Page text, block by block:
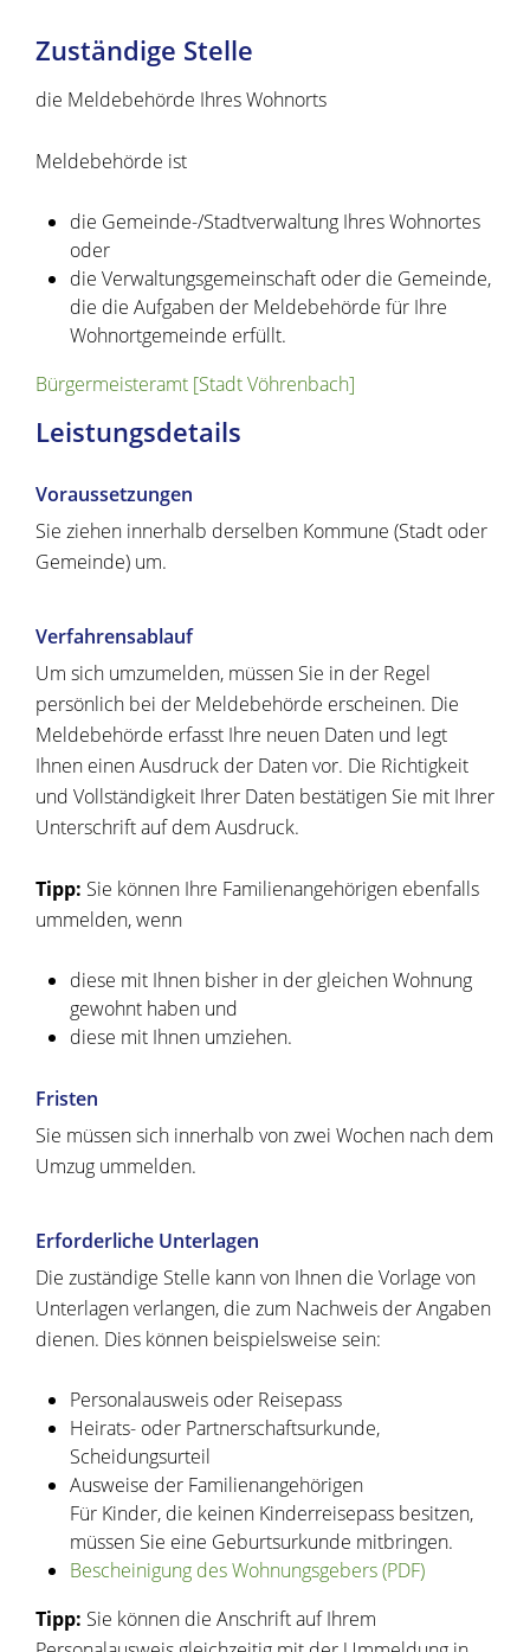
Zuständige Stelle
die Meldebehörde Ihres Wohnorts
Meldebehörde ist
die Gemeinde-/Stadtverwaltung Ihres Wohnortes
oder
die Verwaltungsgemeinschaft oder die Gemeinde,
die die Aufgaben der Meldebehörde für Ihre
Wohnortgemeinde erfüllt.
Bürgermeisteramt [Stadt Vöhrenbach]
Leistungsdetails
Voraussetzungen
Sie ziehen innerhalb derselben Kommune (Stadt oder
Gemeinde) um.
Verfahrensablauf
Um sich umzumelden, müssen Sie in der Regel
persönlich bei der Meldebehörde erscheinen. Die
Meldebehörde erfasst Ihre neuen Daten und legt
Ihnen einen Ausdruck der Daten vor. Die Richtigkeit
und Vollständigkeit Ihrer Daten bestätigen Sie mit Ihrer
Unterschrift auf dem Ausdruck.
Tipp: Sie können Ihre Familienangehörigen ebenfalls
ummelden, wenn
diese mit Ihnen bisher in der gleichen Wohnung
gewohnt haben und
diese mit Ihnen umziehen.
Fristen
Sie müssen sich innerhalb von zwei Wochen nach dem
Umzug ummelden.
Erforderliche Unterlagen
Die zuständige Stelle kann von Ihnen die Vorlage von
Unterlagen verlangen, die zum Nachweis der Angaben
dienen. Dies können beispielsweise sein:
Personalausweis oder Reisepass
Heirats- oder Partnerschaftsurkunde,
Scheidungsurteil
Ausweise der Familienangehörigen
Für Kinder, die keinen Kinderreisepass besitzen,
müssen Sie eine Geburtsurkunde mitbringen.
Bescheinigung des Wohnungsgebers (PDF)
Tipp: Sie können die Anschrift auf Ihrem